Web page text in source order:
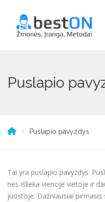
Puslapio
Puslapio pavyzdys
Tai yra puslapio pavyzdys.
nes išlieka vienoje vietoje ir
juostoje. Dažniausiai pirmasis